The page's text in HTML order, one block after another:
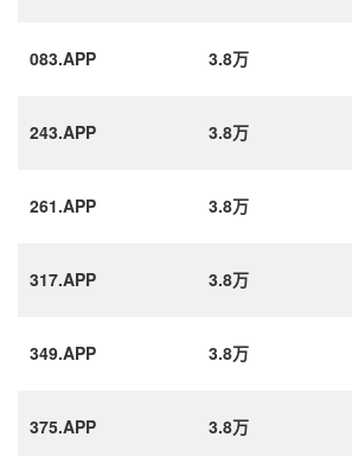
083.APP 3.8万
243.APP 3.8万
261.APP 3.8万
317.APP 3.8万
349.APP 3.8万
375.APP 3.8万